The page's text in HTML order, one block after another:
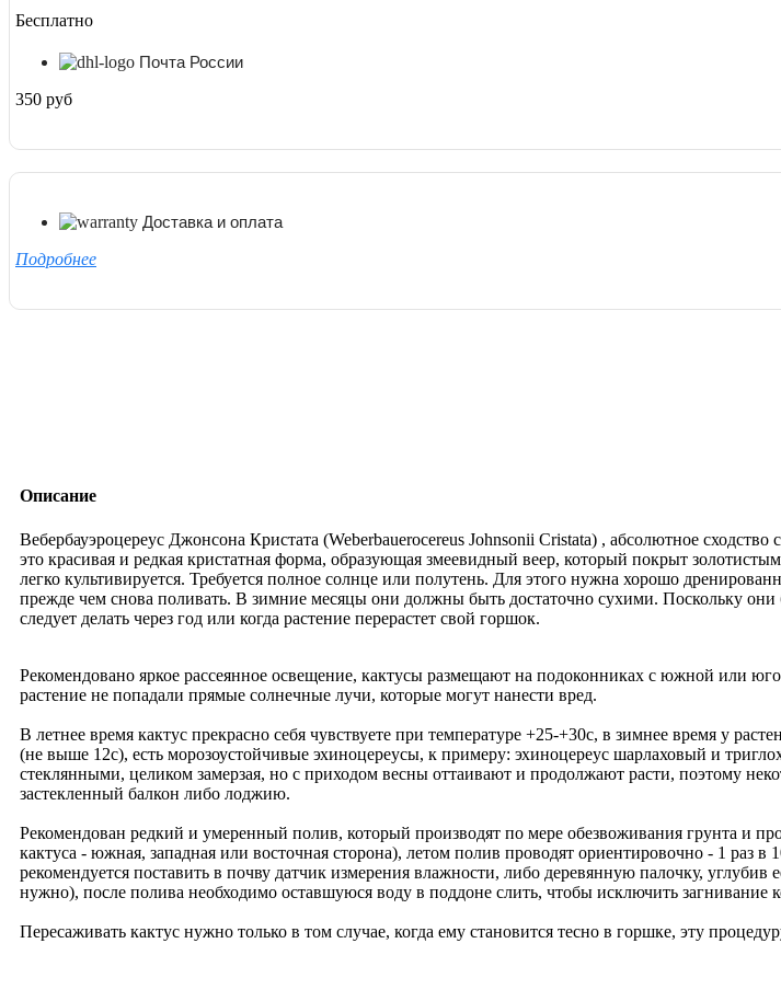
Бесплатно
Почта России
350 руб
Доставка и оплата
Подробнее
Описание
Вебербауэроцереус Джонсона Кристата (Weberbauerocereus Johnsonii Cristata) , абсолютное
это красивая и редкая кристатная форма, образующая змеевидный веер, который покрыт
легко культивируется. Требуется полное солнце или полутень. Для этого нужна хорошо
прежде чем снова поливать. В зимние месяцы они должны быть достаточно сухими. Поскольку
следует делать через год или когда растение перерастет свой горшок.
Рекомендовано яркое рассеянное освещение, кактусы размещают на подоконниках с южной или
растение не попадали прямые солнечные лучи, которые могут нанести вред.
В летнее время кактус прекрасно себя чувствуете при температуре +25-+30c, в зимнее время у
(не выше 12c), есть морозоустойчивые эхиноцереусы, к примеру: эхиноцереус шарлаховый и
стеклянными, целиком замерзая, но с приходом весны оттаивают и продолжают расти, поэтому
застекленный балкон либо лоджию.
Рекомендован редкий и умеренный полив, который производят по мере обезвоживания грунта и
кактуса - южная, западная или восточная сторона), летом полив проводят ориентировочно - 1 раз
рекомендуется поставить в почву датчик измерения влажности, либо деревянную палочку,
нужно), после полива необходимо оставшуюся воду в поддоне слить, чтобы исключить загнивание
Пересаживать кактус нужно только в том случае, когда ему становится тесно в горшке, эту